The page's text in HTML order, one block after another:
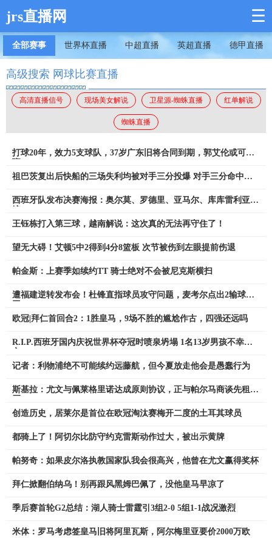
jrs直播网 ☰
全部赛事 世界杯直播 中超直播 英超直播 德甲直播
高级搜索 网球比赛直播
高清直播信号 现场美女解说 卫星源-蜘蛛直播 红单解说
蜘蛛直播
打球20年，效力5支球队，37岁广东旧将合同到期，郭艾伦或可接
祖巴茨复出后快船的三场失利均被对手三分投爆 对手三分命中率
西班牙队发布决赛海报：奥尔莫、罗德里、亚马尔、库库雷利亚出
王钰栋打入第三球，越南解说：这次真的无法再守住了！
望无大碍！艾顿5中2得到4分8篮板 次节被伤到左眼提前伤退
帕金斯：上赛季如续约TT 骑士绝对不会被尼克斯横扫
遭福建逆转发布会！杜锋直指球员攻守问题，麦考尔点出2输球原
欧冠|拜仁首回合2：1胜皇马，9场不胜的尴尬作古，四强还远吗
R.I.P.西班牙国内庆祝世界杯夺冠时喷泉坍塌 1名13岁男孩不幸身
记者：利物浦绝不可能续约远藤航，但今夏放走他会是愚蠢行为
斯基拉：尤文与佩莱格里诺达成原则协议，正与帕尔马商谈先租后
创造历史，居莱尔是首位在欧冠淘汰赛梅开二度的土耳其球员
都骑上了！阿切尔比防守约克雷斯动作过大，被出示黄牌
帕努奇：如果皮尔洛执教国家队我会很高兴，他曾在尤文赢得奖杯
拜仁掀翻伯纳乌！别再跟风黑姆巴佩了，没他皇马早凉了
季后赛首轮G2总结：湖人骑士雷霆引3组2-0 5组1-1战况激烈
米体：罗马考虑签皇马旧将阿里瓦斯，阿尔梅里亚要价2000万欧